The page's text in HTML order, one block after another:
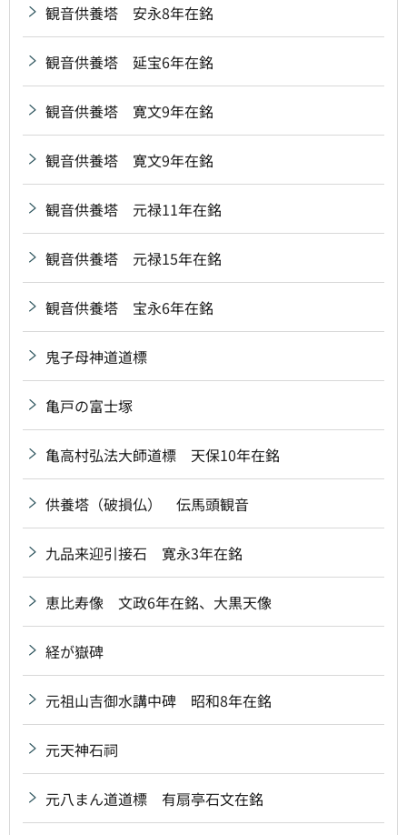
観音供養塔 安永8年在銘
観音供養塔 延宝6年在銘
観音供養塔 寛文9年在銘
観音供養塔 寛文9年在銘
観音供養塔 元禄11年在銘
観音供養塔 元禄15年在銘
観音供養塔 宝永6年在銘
鬼子母神道道標
亀戸の富士塚
亀高村弘法大師道標 天保10年在銘
供養塔（破損仏） 伝馬頭観音
九品来迎引接石 寛永3年在銘
恵比寿像 文政6年在銘、大黒天像
経が嶽碑
元祖山吉御水講中碑 昭和8年在銘
元天神石祠
元八まん道道標 有扇亭石文在銘